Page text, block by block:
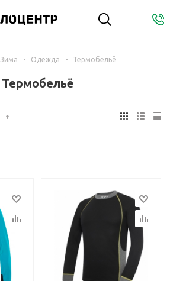
Зима - Одежда - Термобельё
Термобельё